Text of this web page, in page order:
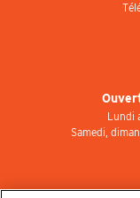
Lundi
Samedi,